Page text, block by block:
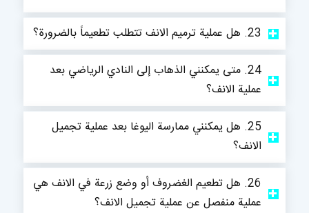
23. هل عملية ترميم الانف تتطلب تطعيماً بالضرورة؟
24. متى يمكنني الذهاب إلى النادي الرياضي بعد
عملية الانف؟
25. هل يمكنني ممارسة اليوغا بعد عملية تجميل
الانف؟
26. هل تطعيم الغضروف أو وضع زرعة في الانف هي
عملية منفصل عن عملية تجميل الانف؟